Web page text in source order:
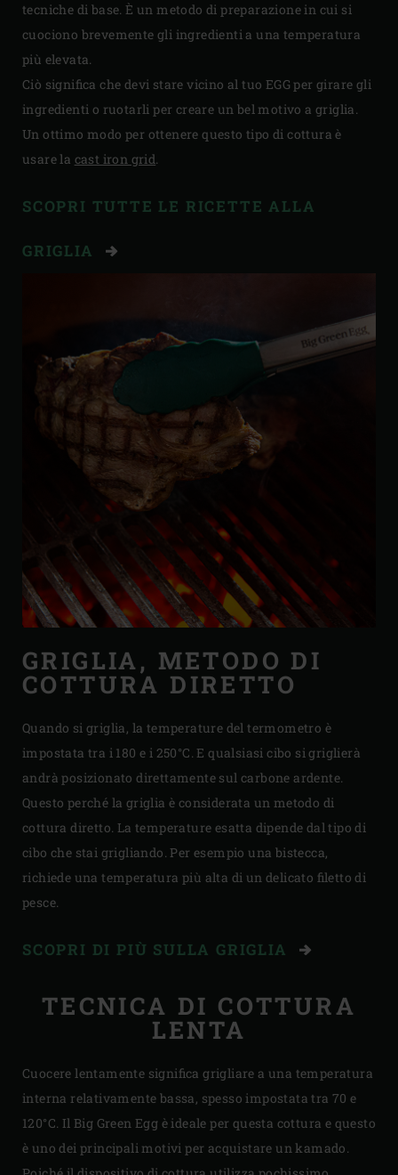
tecniche di base. È un metodo di preparazione in cui si
cuociono brevemente gli ingredienti a una temperatura
più elevata.
Ciò significa che devi stare vicino al tuo EGG per girare gli
ingredienti o ruotarli per creare un bel motivo a griglia.
Un ottimo modo per ottenere questo tipo di cottura è
usare la cast iron grid.
SCOPRI TUTTE LE RICETTE ALLA
GRIGLIA
GRIGLIA, METODO DI
COTTURA DIRETTO
Quando si griglia, la temperature del termometro è
impostata tra i 180 e i 250°C. E qualsiasi cibo si griglierà
andrà posizionato direttamente sul carbone ardente.
Questo perché la griglia è considerata un metodo di
cottura diretto. La temperature esatta dipende dal tipo di
cibo che stai grigliando. Per esempio una bistecca,
richiede una temperatura più alta di un delicato filetto di
pesce.
SCOPRI DI PIÙ SULLA GRIGLIA
TECNICA DI COTTURA
LENTA
Cuocere lentamente significa grigliare a una temperatura
interna relativamente bassa, spesso impostata tra 70 e
120°C. Il Big Green Egg è ideale per questa cottura e questo
è uno dei principali motivi per acquistare un kamado.